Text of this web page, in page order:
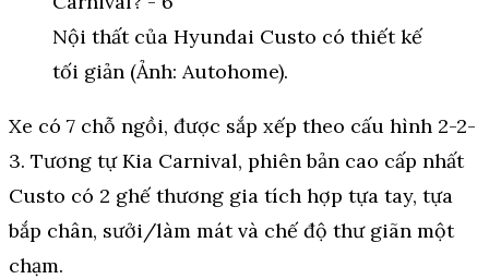
Nội thất của Hyundai Custo có thiết kế
tối giản (Ảnh: Autohome).
Xe có 7 chỗ ngồi, được sắp xếp theo cấu hình 2-2-
3. Tương tự Kia Carnival, phiên bản cao cấp nhất
Custo có 2 ghế thương gia tích hợp tựa tay, tựa
bắp chân, sưởi/làm mát và chế độ thư giãn một
chạm.